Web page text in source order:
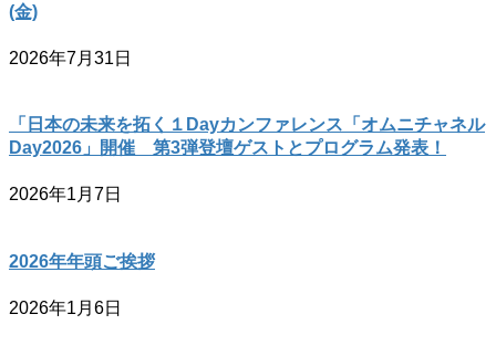
(金)
2026年7月31日
「日本の未来を拓く１Dayカンファレンス「オムニチャネル
Day2026」開催 第3弾登壇ゲストとプログラム発表！
2026年1月7日
2026年年頭ご挨拶
2026年1月6日